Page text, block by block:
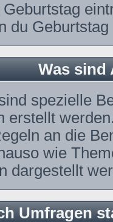
du Geburtstag
Was sind
spezielle
erstellt
an die
wie
dargestellt
Umfragen